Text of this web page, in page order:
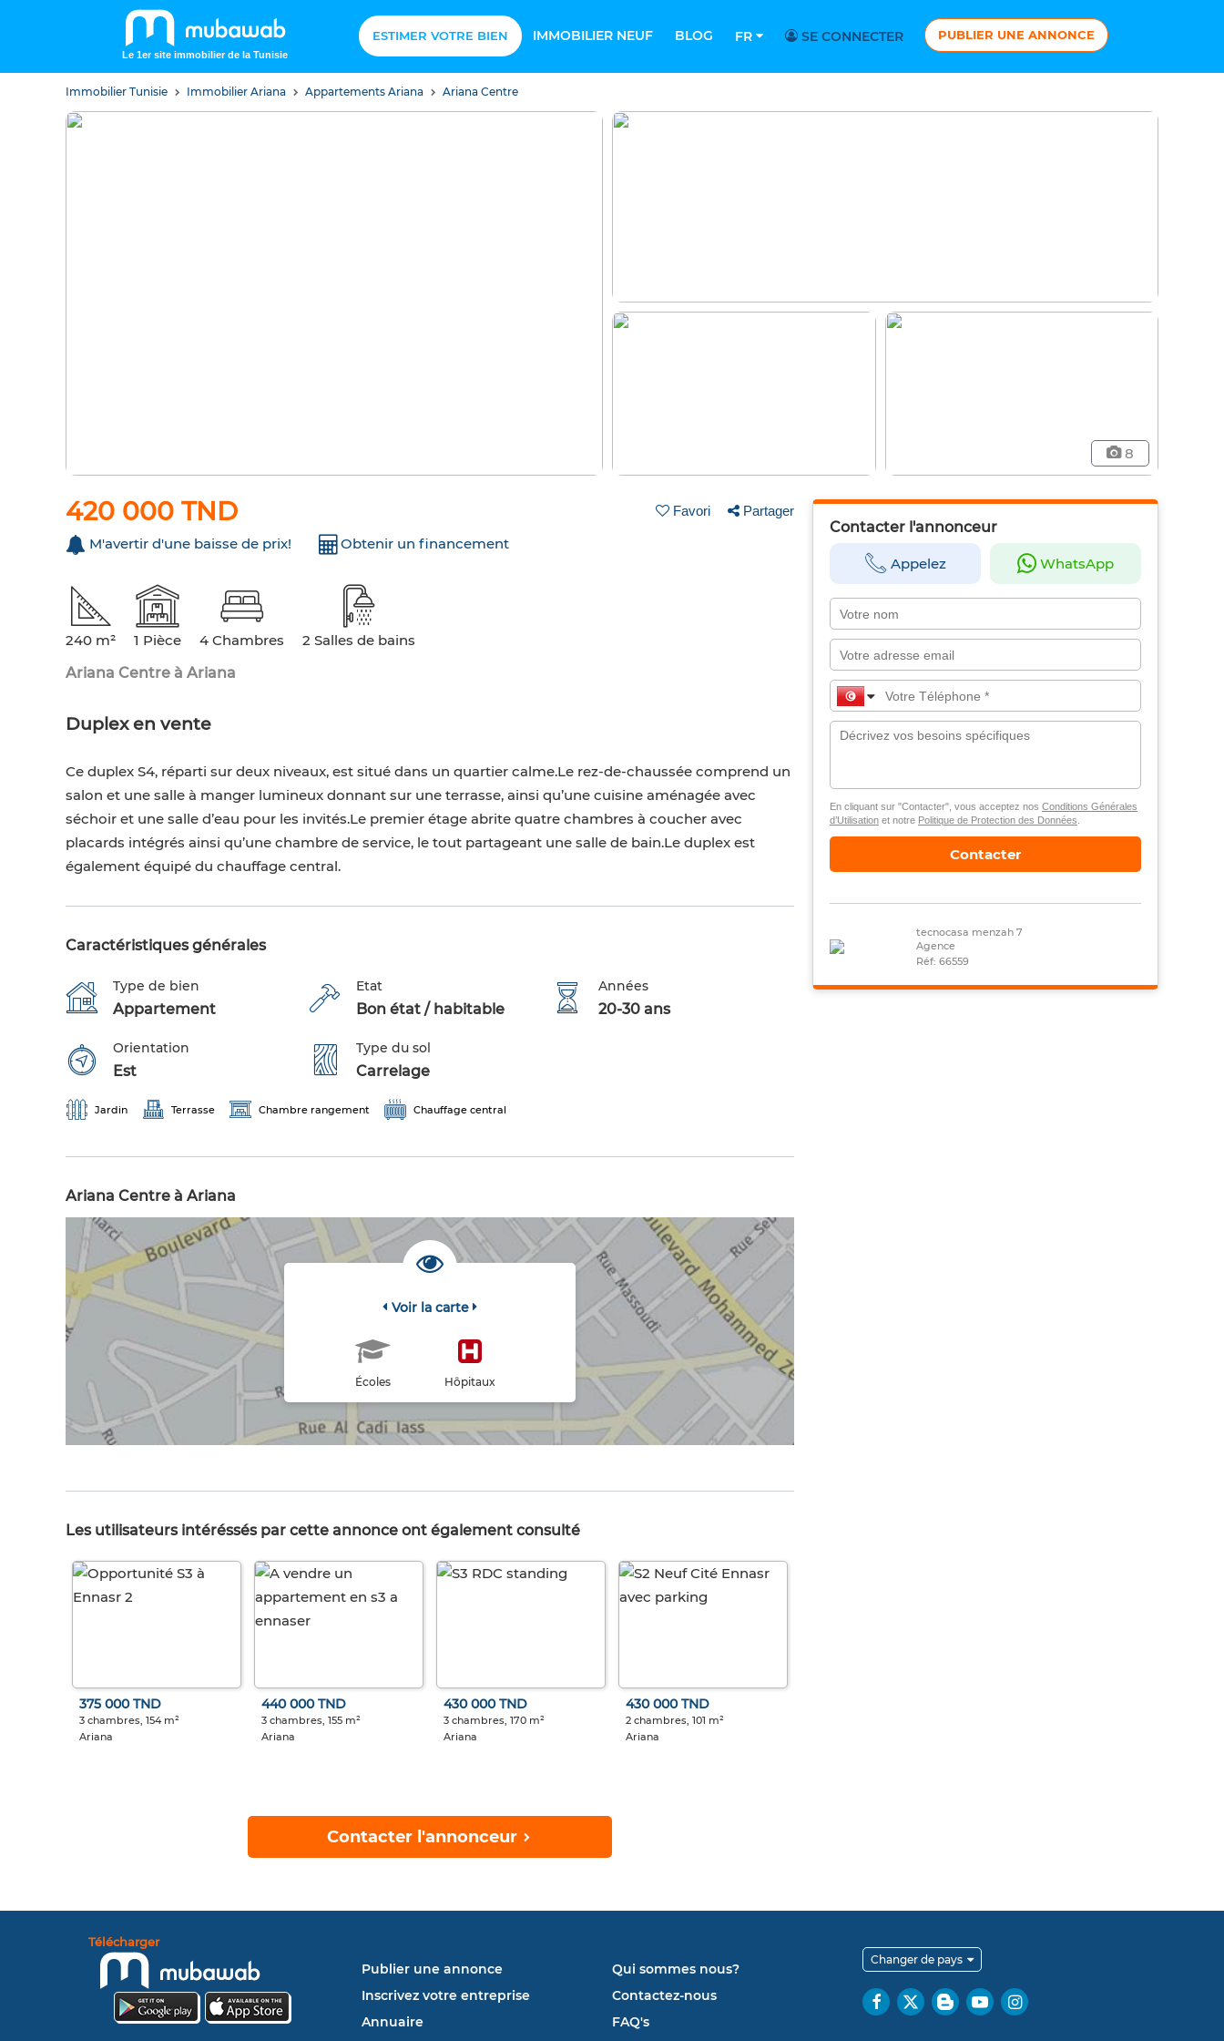
Le 1er site immobilier de la Tunisie
ESTIMER VOTRE BIEN IMMOBILIER NEUF BLOG FR SE CONNECTER PUBLIER UNE ANNONCE
Immobilier Tunisie Immobilier Ariana Appartements Ariana Ariana Centre
8
420 000 TND Favori Partager
M'avertir d'une baisse de prix! Obtenir un financement
240 m² 1 Pièce 4 Chambres
2 Salles de bains
Ariana Centre à Ariana
Duplex en vente
Ce duplex S4, réparti sur deux niveaux, est situé dans un quartier calme.Le rez-de-chaussée comprend un
salon et une salle à manger lumineux donnant sur une terrasse, ainsi qu’une cuisine aménagée avec
séchoir et une salle d’eau pour les invités.Le premier étage abrite quatre chambres à coucher avec
placards intégrés ainsi qu’une chambre de service, le tout partageant une salle de bain.Le duplex est
également équipé du chauffage central.
Caractéristiques générales
Type de bien
Appartement
Etat
Bon état / habitable
Années
20-30 ans
Orientation
Est
Type du sol
Carrelage
Jardin Terrasse Chambre rangement Chauffage central
Ariana Centre à Ariana
Voir la carte
Écoles Hôpitaux
Les utilisateurs intéréssés par cette annonce ont également consulté
375 000 TND
3 chambres, 154 m²
Ariana
440 000 TND
3 chambres, 155 m²
Ariana
430 000 TND
3 chambres, 170 m²
Ariana
430 000 TND
2 chambres, 101 m²
Ariana
Contacter l'annonceur
Contacter l'annonceur
Appelez WhatsApp
En cliquant sur "Contacter", vous acceptez nos Conditions Générales
d’Utilisationet notre Politique de Protection des Données
Contacter
tecnocasa menzah 7
Agence
Réf: 66559
Télécharger
Publier une annonce
Inscrivez votre entreprise
Annuaire
Qui sommes nous?
Contactez-nous
FAQ's
Changer de pays